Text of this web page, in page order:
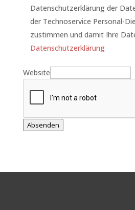
Datenschutzerklärung der
der Technoservice Personal-
zustimmen und damit Ihre
Datenschutzerklärung
Website
Absenden